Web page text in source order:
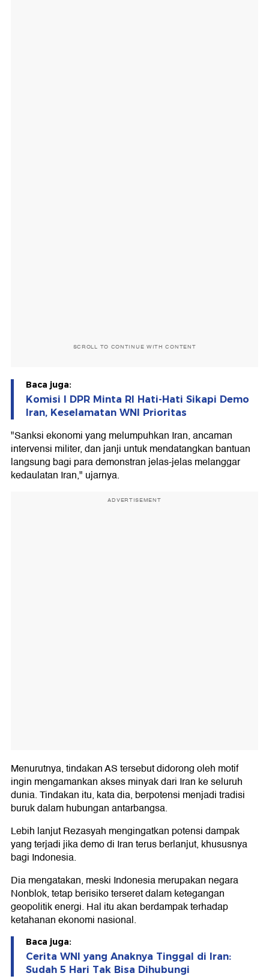
SCROLL TO CONTINUE WITH CONTENT
Baca juga:
Komisi I DPR Minta RI Hati-Hati Sikapi Demo
Iran, Keselamatan WNI Prioritas
"Sanksi ekonomi yang melumpuhkan Iran, ancaman
intervensi militer, dan janji untuk mendatangkan bantuan
langsung bagi para demonstran jelas-jelas melanggar
kedaulatan Iran," ujarnya.
ADVERTISEMENT
Menurutnya, tindakan AS tersebut didorong oleh motif
ingin mengamankan akses minyak dari Iran ke seluruh
dunia. Tindakan itu, kata dia, berpotensi menjadi tradisi
buruk dalam hubungan antarbangsa.
Lebih lanjut Rezasyah mengingatkan potensi dampak
yang terjadi jika demo di Iran terus berlanjut, khususnya
bagi Indonesia.
Dia mengatakan, meski Indonesia merupakan negara
Nonblok, tetap berisiko terseret dalam ketegangan
geopolitik energi. Hal itu akan berdampak terhadap
ketahanan ekonomi nasional.
Baca juga:
Cerita WNI yang Anaknya Tinggal di Iran:
Sudah 5 Hari Tak Bisa Dihubungi